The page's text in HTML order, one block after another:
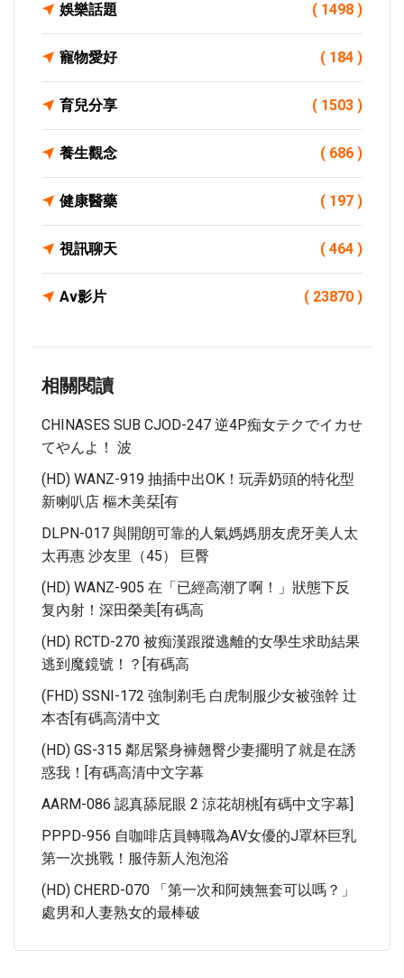
娛樂話題 ( 1498 )
寵物愛好 ( 184 )
育兒分享 ( 1503 )
養生觀念 ( 686 )
健康醫藥 ( 197 )
視訊聊天 ( 464 )
Av影片 ( 23870 )
相關閱讀
CHINASES SUB CJOD-247 逆4P痴女テクでイカせ
てやんよ！ 波
(HD) WANZ-919 抽插中出OK！玩弄奶頭的特化型
新喇叭店 樞木美栞[有
DLPN-017 與開朗可靠的人氣媽媽朋友虎牙美人太
太再惠 沙友里（45） 巨臀
(HD) WANZ-905 在「已經高潮了啊！」狀態下反
复內射！深田榮美[有碼高
(HD) RCTD-270 被痴漢跟蹤逃離的女學生求助結果
逃到魔鏡號！？[有碼高
(FHD) SSNI-172 強制剃毛 白虎制服少女被強幹 辻
本杏[有碼高清中文
(HD) GS-315 鄰居緊身褲翹臀少妻擺明了就是在誘
惑我！[有碼高清中文字幕
AARM-086 認真舔屁眼 2 涼花胡桃[有碼中文字幕]
PPPD-956 自咖啡店員轉職為AV女優的J罩杯巨乳
第一次挑戰！服侍新人泡泡浴
(HD) CHERD-070 「第一次和阿姨無套可以嗎？」
處男和人妻熟女的最棒破